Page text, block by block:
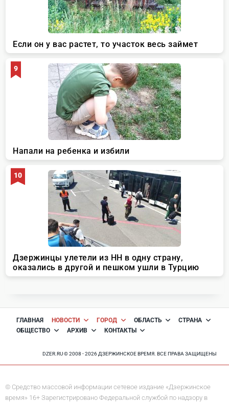
ГЛАВНАЯ НОВОСТИ ГОРОД ОБЛАСТЬ
СТРАНА
ОБЩЕСТВО
АРХИВ КОНТАКТЫ
DZER.RU © 2008 - 2026 ДЗЕРЖИНСКОЕ ВРЕМЯ. ВСЕ ПРАВА ЗАЩИЩЕНЫ
© Средство массовой информации сетевое издание «Дзержинское
время» 16+ Зарегистрировано Федеральной службой по надзору в